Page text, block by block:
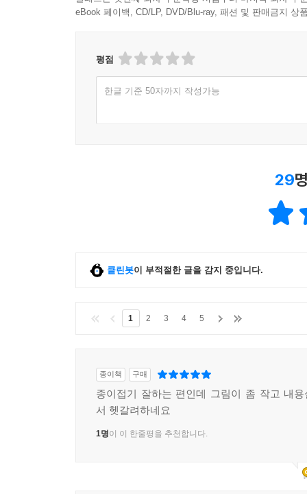
eBook 페이백, CD/LP, DVD/Blu-ray, 패션 및 판매금지 상
평점
한글 기준 50자까지 작성가능
29
클린봇이 부적절한 글을 감지 중입니다.
1 2 3 4 5
종이책 구매
종이접기 잘하는 편인데 그림이 좀 작고 내
서 헷갈려하네요
1명이 이 한줄평을 추천합니다.